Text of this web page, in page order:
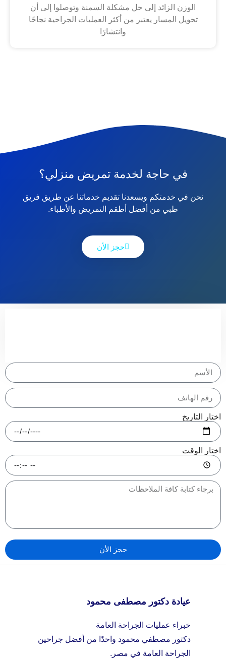
الوزن الزائد إلى حل مشكلة السمنة وتوصلوا إلى أن
تحويل المسار يعتبر من أكثر العمليات الجراحية نجاحًا
وانتشارًا
في حاجة لخدمة تمريض منزلي؟
نحن في خدمتكم ويسعدنا تقديم خدماتنا عن طريق فريق
طبي من أفضل أطقم التمريض والأطباء.
حجز الأن
التاريخ
الوقت
حجز الأن
عيادة دكتور مصطفى محمود
خبراء عمليات الجراحة العامة
دكتور مصطفي محمود واحدًا من أفضل جراحين
الجراحة العامة في مصر.